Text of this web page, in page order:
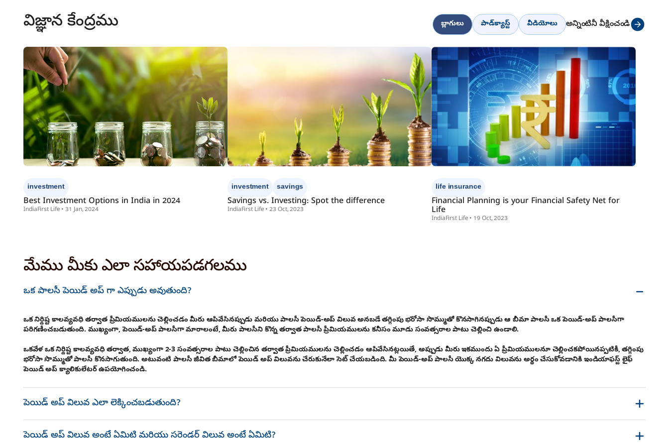
విజ్ఞాన కేంద్రము బ్లాగులు పాడ్‌క్యాస్ట్ వీడియోలు అన్నింటినీ వీక్షించండి
investment
Best Investment Options in India in 2024
IndiaFirst Life • 31 Jan, 2024
investment savings
Savings vs. Investing: Spot the difference
IndiaFirst Life • 23 Oct, 2023
life insurance
Financial Planning is your Financial Safety Net for
Life
IndiaFirst Life • 19 Oct, 2023
మేము మీకు ఎలా సహాయపడగలము
ఒక పాలసీ పెయిడ్ అప్ గా ఎప్పుడు అవుతుంది?
ఒక నిర్దిష్ట కాలవ్యవధి తర్వాత ప్రీమియములను చెల్లించడం మీరు ఆపివేసినప్పుడు మరియు పాలసీ పెయిడ్-అప్ విలువ అనబడే తగ్గింపు భరోసా సొమ్ముతో కొనసాగినప్పుడు ఆ బీమా పాలసీ ఒక పెయిడ్-అప్ పాలసీగా
పరిగణీంచబడుతుంది. ముఖ్యంగా, పెయిడ్-అప్ పాలసీగా మారాలంటే, మీరు పాలసీని కొన్న తర్వాత పాలసీ ప్రీమియములను కనీసం మూడు సంవత్సరాల పాటు చెల్లించి ఉండాలి.
ఒకవేళ ఒక నిర్దిష్ట కాలవ్యవధి తర్వాత, ముఖ్యంగా 2-3 సంవత్సరాల పాటు చెల్లించిన తర్వాత ప్రీమియములను చెల్లించడం ఆపివేసినట్లయితే, అప్పుడు మీరు ఇకముందు ఏ ప్రీమియములనూ చెల్లించకపోయినప్పటికీ, తగ్గింపు
భరోసా సొమ్ముతో పాలసీ కొనసాగుతుంది. అటువంటి పాలసీ జీవిత బీమాలో పెయిడ్ అప్ విలువను చేరుకునేలా సెట్ చేయబడింది. మీ పెయిడ్-అప్ పాలసీ యొక్క నగదు విలువను అర్థం చేసుకోవడానికి ఇండియాఫస్ట్ లైఫ్
పెయిడ్ అప్ క్యాలికులేటర్ ఉపయోగించండి.
పెయిడ్ అప్ విలువ ఎలా లెక్కించబడుతుంది?
పెయిడ్ అప్ విలువ అంటే ఏమిటి మరియు సరెండర్ విలువ అంటే ఏమిటి?